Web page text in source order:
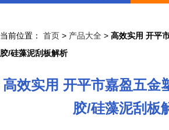
当前位置： 首页 > 产品大全 > 高效实用 开平
胶/硅藻泥刮板解析
高效实用 开平市嘉盈五金
胶/硅藻泥刮板